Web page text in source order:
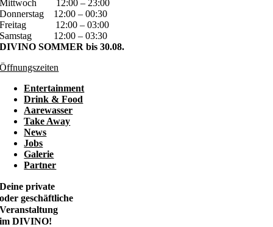
Mittwoch
12:00 – 23:00
Donnerstag
12:00 – 00:30
Freitag
12:00 – 03:00
Samstag
12:00 – 03:30
DIVINO SOMMER bis 30.08.
Öffnungszeiten
Entertainment
Drink & Food
Aarewasser
Take Away
News
Jobs
Galerie
Partner
Deine private
oder geschäftliche
Veranstaltung
im DIVINO!